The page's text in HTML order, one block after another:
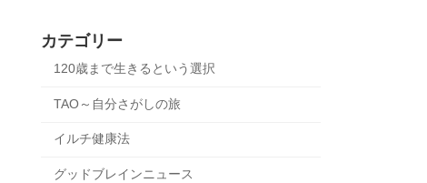
カテゴリー
120歳まで生きるという選択
TAO～自分さがしの旅
イルチ健康法
グッドブレインニュース